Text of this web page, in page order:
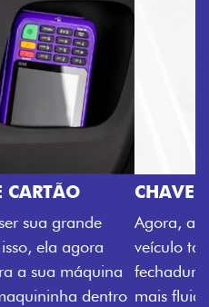
Fiorino pode abrir o
e não mais somente pela
esse que trazem ainda
de trabalho.